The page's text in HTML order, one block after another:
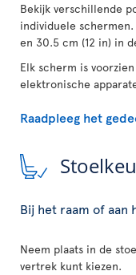
Bekijk verschillende
individuele
en 30.5 cm (12 in) in
Elk scherm is
elektronische
Raadpleeg het
Bij het raam of aan
Neem plaats in de
vertrek kunt kiezen.